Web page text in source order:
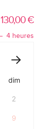
130,00€
4 heures
dim
2
9